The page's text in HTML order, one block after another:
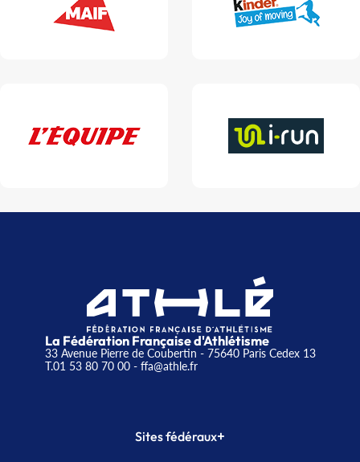
La Fédération Française d'Athlétisme
33 Avenue Pierre de Coubertin - 75640 Paris Cedex 13
T.01 53 80 70 00- ffa@athle.fr
Sites fédéraux+